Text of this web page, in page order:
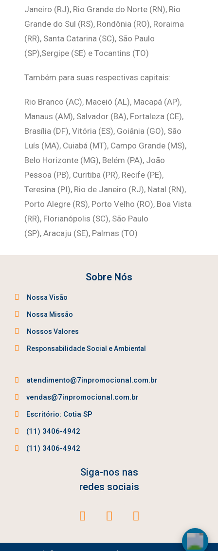
Janeiro (RJ), Rio Grande do Norte (RN), Rio
Grande do Sul (RS), Rondônia (RO), Roraima
(RR), Santa Catarina (SC), São Paulo
(SP),Sergipe (SE) e Tocantins (TO)
Também para suas respectivas capitais:
Rio Branco (AC), Maceió (AL), Macapá (AP),
Manaus (AM), Salvador (BA), Fortaleza (CE),
Brasília (DF), Vitória (ES), Goiânia (GO), São
Luís (MA), Cuiabá (MT), Campo Grande (MS),
Belo Horizonte (MG), Belém (PA), João
Pessoa (PB), Curitiba (PR), Recife (PE),
Teresina (PI), Rio de Janeiro (RJ), Natal (RN),
Porto Alegre (RS), Porto Velho (RO), Boa Vista
(RR), Florianópolis (SC), São Paulo
(SP), Aracaju (SE), Palmas (TO)
Sobre Nós
Nossa Visão
Nossa Missão
Nossos Valores
Responsabilidade Social e Ambiental
atendimento@7inpromocional.com.br
vendas@7inpromocional.com.br
Escritório: Cotia SP
(11) 3406-4942
(11) 3406-4942
Siga-nos nas
redes sociais